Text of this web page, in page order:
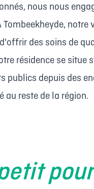
nous nous
des soins de
résidence se situe
depuis des
au reste de la région.